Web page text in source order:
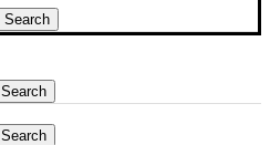
Search
Search
Search